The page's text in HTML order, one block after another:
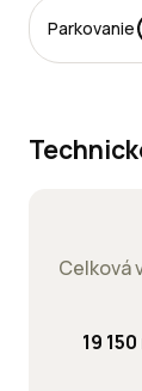
Parkovanie
Celková
19 150